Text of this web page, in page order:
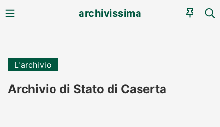
MENU archivissima
L'archivio
Archivio di Stato di Caserta